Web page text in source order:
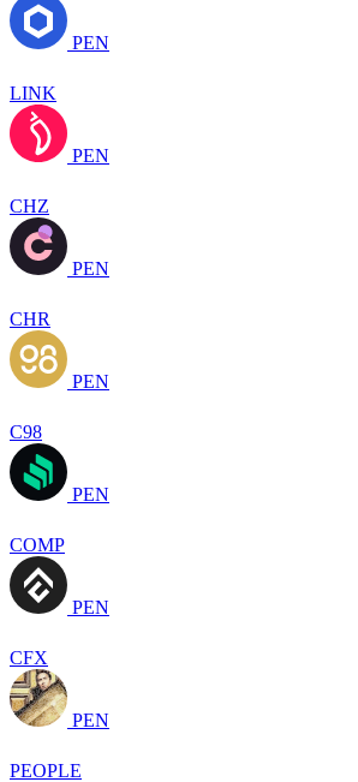
PEN
LINK
PEN
CHZ
PEN
CHR
PEN
C98
PEN
COMP
PEN
CFX
PEN
PEOPLE